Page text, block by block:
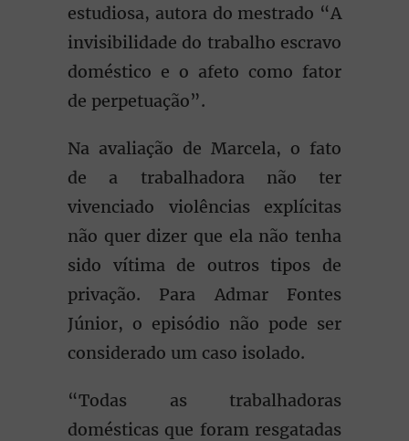
estudiosa, autora do mestrado “A
invisibilidade do trabalho escravo
doméstico e o afeto como fator
de perpetuação”.
Na avaliação de Marcela, o fato
de a trabalhadora não ter
vivenciado violências explícitas
não quer dizer que ela não tenha
sido vítima de outros tipos de
privação. Para Admar Fontes
Júnior, o episódio não pode ser
considerado um caso isolado.
“Todas as trabalhadoras
domésticas que foram resgatadas